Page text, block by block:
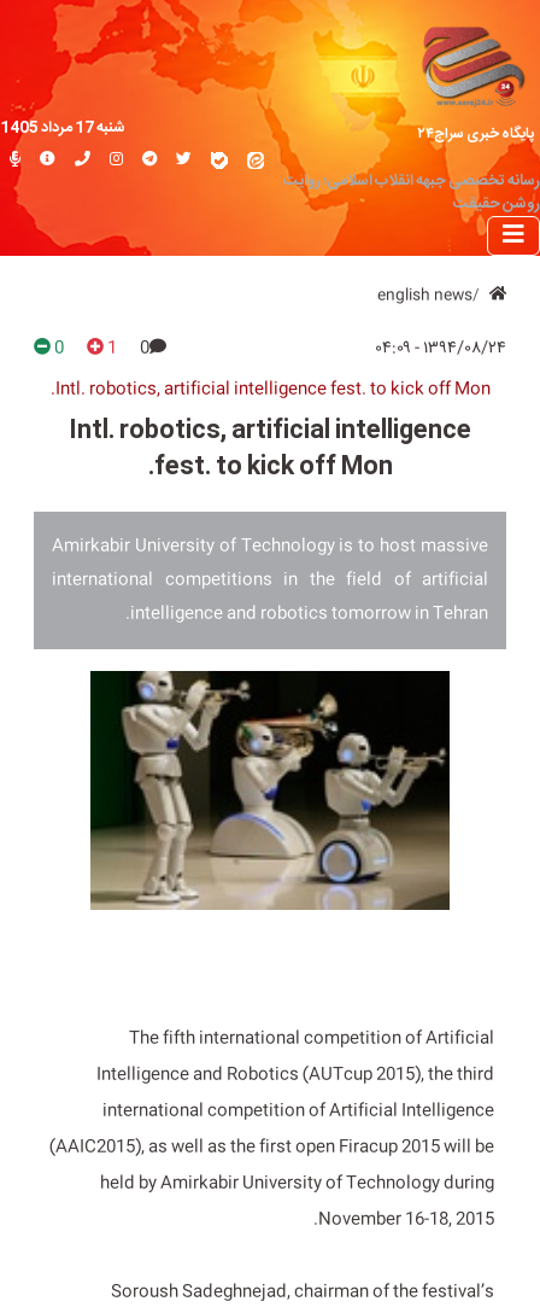
پایگاه خبری سراج۲۴
رسانه تخصصی جبهه انقلاب اسلامی؛ روایت
روشن حقیقت
شنبه 17 مرداد 1405
english news
۱۳۹۴/۰۸/۲۴ - ۰۴:۰۹ 0
1
0
Intl. robotics, artificial intelligence fest. to kick off Mon.
Intl. robotics, artificial intelligence
fest. to kick off Mon.
Amirkabir University of Technology is to host massive
international competitions in the field of artificial
intelligence and robotics tomorrow in Tehran.
The fifth international competition of Artificial
Intelligence and Robotics (AUTcup 2015), the third
international competition of Artificial Intelligence
(AAIC2015), as well as the first open Firacup 2015 will be
held by Amirkabir University of Technology during
November 16-18, 2015.
Soroush Sadeghnejad, chairman of the festival’s